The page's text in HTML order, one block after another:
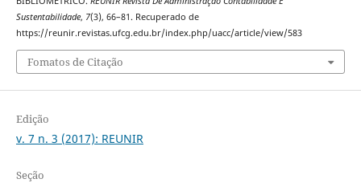
Sustentabilidade, 7(3), 66–81. Recuperado de
https://reunir.revistas.ufcg.edu.br/index.php/uacc/article/view/583
Fomatos de Citação
Edição
v. 7 n. 3 (2017): REUNIR
Seção